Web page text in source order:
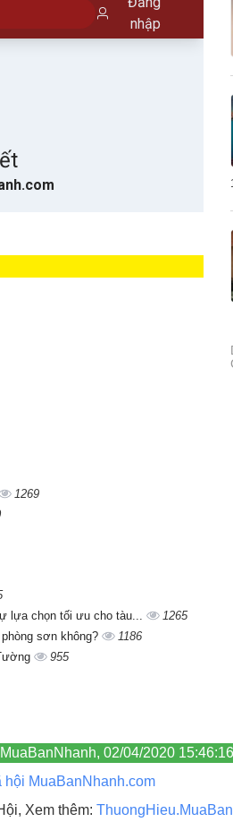
1269
lựa chọn tối ưu cho tàu...
1265
sơn không?
1186
955
02/04/2020 15:46:16
hội MuaBanNhanh.com
Xem thêm: